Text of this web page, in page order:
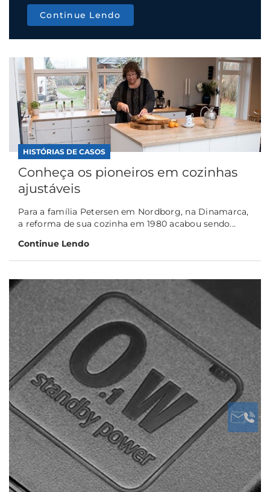
Continue Lendo
HISTÓRIAS DE CASOS
Conheça os pioneiros em cozinhas
ajustáveis
Para a família Petersen em Nordborg, na Dinamarca,
a reforma de sua cozinha em 1980 acabou sendo...
Continue Lendo